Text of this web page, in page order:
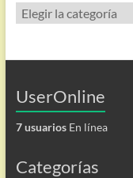
Categorías
UserOnline
7 usuariosEn línea
Categorías